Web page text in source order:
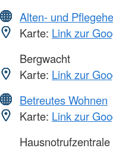
Alten- und
Karte: Link zur
Bergwacht
Karte: Link zur
Betreutes Wohnen
Karte: Link zur
Hausnotrufzentrale